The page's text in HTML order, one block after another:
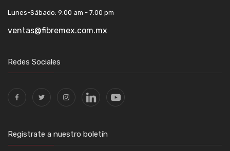
Lunes-Sábado: 9:00 am - 7:00 pm
ventas@fibremex.com.mx
Redes Sociales
Registrate a nuestro boletín